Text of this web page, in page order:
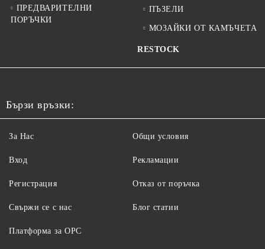
ПРЕДВАРИТЕЛНИ
ПОРЪЧКИ
ПЪЗЕЛИ
МОЗАЙКИ ОТ КАМЪЧЕТА
RESTOCK
Бързи връзки:
За Нас
Вход
Регистрация
Свържи се с нас
Общи условия
Рекламации
Отказ от поръчка
Блог статии
Платформа за ОРС